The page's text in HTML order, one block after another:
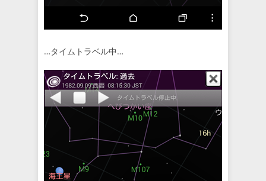
…タイムトラベル中…